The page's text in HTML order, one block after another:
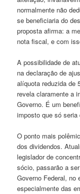
normalmente não
se beneficiaria do
proposta afirma: a
nota fiscal, e com
A possibilidade de
na declaração de
alíquota reduzida de
revela claramente a
Governo. É um
imposto que só
O ponto mais
dos dividendos.
legislador de
sócio, passarão a
Governo Federal, no
especialmente das